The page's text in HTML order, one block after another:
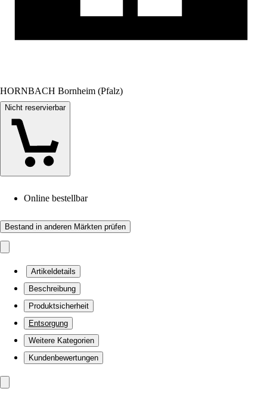
HORNBACH Bornheim (Pfalz)
Nicht reservierbar
Online bestellbar
Bestand in anderen Märkten prüfen
Artikeldetails
Beschreibung
Produktsicherheit
Entsorgung
Weitere Kategorien
Kundenbewertungen